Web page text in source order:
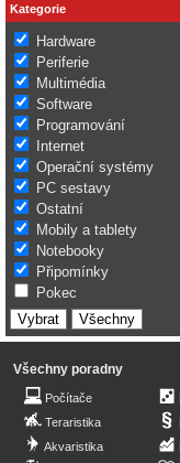
Kategorie
Hardware
Periferie
Multimédia
Software
Programování
Internet
Operační systémy
PC sestavy
Ostatní
Mobily a tablety
Notebooky
Připomínky
Pokec
Všechny poradny
Počítače
Teraristika
Akvaristika